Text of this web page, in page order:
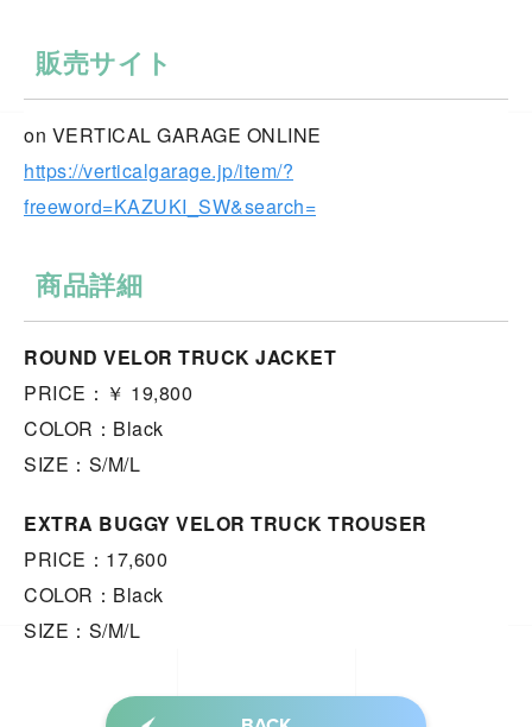
販売サイト
on VERTICAL GARAGE ONLINE
https://verticalgarage.jp/item/?
freeword=KAZUKI_SW&search=
商品詳細
ROUND VELOR TRUCK JACKET
PRICE：￥ 19,800
COLOR：Black
SIZE：S/M/L
EXTRA BUGGY VELOR TRUCK TROUSER
PRICE：17,600
COLOR：Black
SIZE：S/M/L